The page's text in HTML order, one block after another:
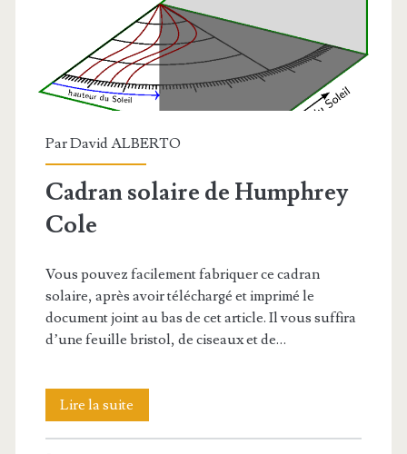
ParDavid ALBERTO
Cadran solaire de Humphrey
Cole
Vous pouvez facilement fabriquer ce cadran
solaire, après avoir téléchargé et imprimé le
document joint au bas de cet article. Il vous suffira
d’une feuille bristol, de ciseaux et de…
Lire la suite
solaire